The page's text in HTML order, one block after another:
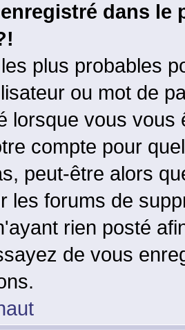
dans le
plus probables
ou mot de
lorsque vous
compte pour
peut-être alors
les forums de
rien posté
de vous